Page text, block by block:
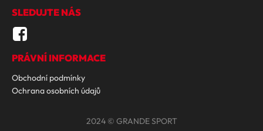
SLEDUJTE NÁS
PRÁVNÍ INFORMACE
Obchodní podmínky
Ochrana osobních údajů
2024 © GRANDE SPORT